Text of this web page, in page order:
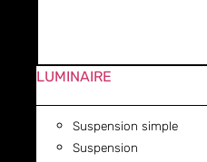
LUMINAIRE
Suspension simple
Suspension